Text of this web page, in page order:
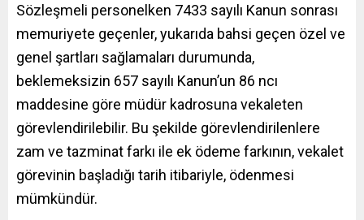
Sözleşmeli personelken 7433 sayılı Kanun sonrası
memuriyete geçenler, yukarıda bahsi geçen özel ve
genel şartları sağlamaları durumunda,
beklemeksizin 657 sayılı Kanun’un 86 ncı
maddesine göre müdür kadrosuna vekaleten
görevlendirilebilir. Bu şekilde görevlendirilenlere
zam ve tazminat farkı ile ek ödeme farkının, vekalet
görevinin başladığı tarih itibariyle, ödenmesi
mümkündür.